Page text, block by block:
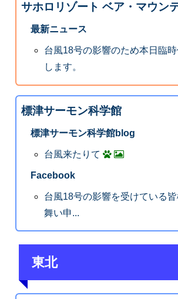
サホロリゾート ベア・マウン
最新ニュース
台風18号の影響のため本日臨
します。
標津サーモン科学館
標津サーモン科学館blog
台風来たりて
Facebook
台風18号の影響を受けている
舞い申...
東北